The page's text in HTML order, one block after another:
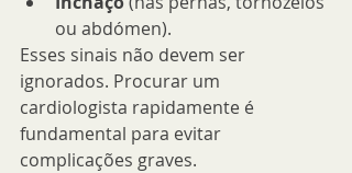
ou abdómen).
Esses sinais não devem ser
ignorados. Procurar um
cardiologista rapidamente é
fundamental para evitar
complicações graves.